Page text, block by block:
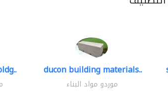
ducon building materials..
موردو مواد البناء